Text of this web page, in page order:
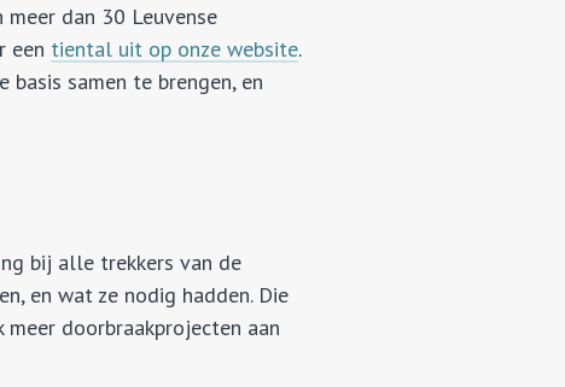
dan 30 Leuvense
een tiental uit op onze website.
samen te brengen, en
bij alle trekkers van de
en wat ze nodig hadden. Die
doorbraakprojecten aan